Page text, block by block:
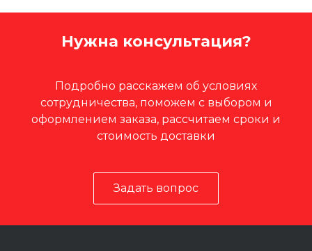
Нужна консультация?
Подробно расскажем об условиях
сотрудничества, поможем с выбором и
оформлением заказа, рассчитаем сроки и
стоимость доставки
Задать вопрос